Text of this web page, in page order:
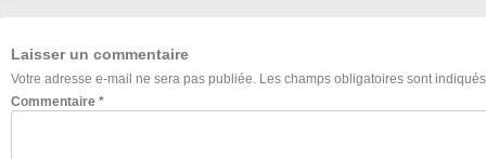
Laisser un commentaire
Votre adresse e-mail ne sera pas publiée. Les champs obligatoires sont
Commentaire *